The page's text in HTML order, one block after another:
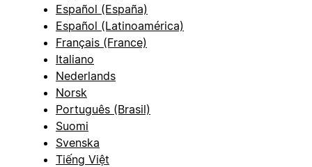
Español (España)
Español (Latinoamérica)
Français (France)
Italiano
Nederlands
Norsk
Português (Brasil)
Suomi
Svenska
Tiếng Việt